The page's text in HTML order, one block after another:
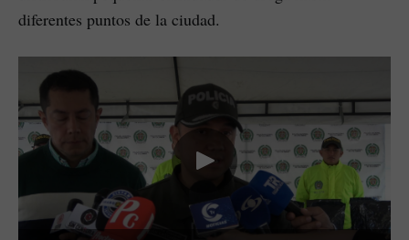
diferentes puntos de la ciudad.